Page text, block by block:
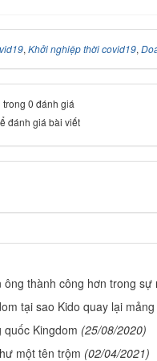
, Khởi nghiệp thời covid19,
0 đánh giá
đánh giá bài viết
thành công hơn trong sự
tại sao Kido quay lại
Kingdom (25/08/2020)
một tên trộm (02/04/2021)